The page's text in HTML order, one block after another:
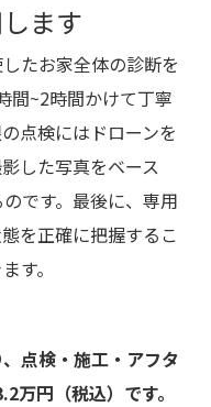
ます
たお家全体の診断を
間~2時間かけて丁寧
点検にはドローンを
した写真をベース
です。最後に、専用
を正確に把握するこ
す。
点検・施工・アフタ
万円（税込）です。